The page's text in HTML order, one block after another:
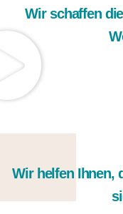
Wir schaffen
Wir helfen Ihnen,